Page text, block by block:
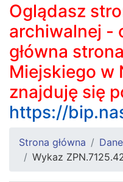
Oglądasz
archiwalnej -
główna
Miejskiego w
znajduję się
https://
Strona główna
Wykaz